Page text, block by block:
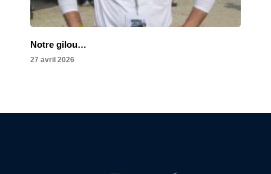
Notre gilou…
27 avril 2026